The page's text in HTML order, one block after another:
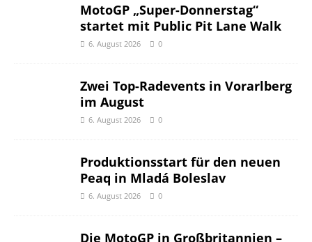
MotoGP „Super-Donnerstag“
startet mit Public Pit Lane Walk
6. August 2026 0
Zwei Top-Radevents in Vorarlberg
im August
6. August 2026 0
Produktionsstart für den neuen
Peaq in Mladá Boleslav
6. August 2026 0
Die MotoGP in Großbritannien –